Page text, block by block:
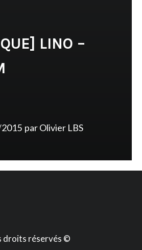
LINO –
parOlivier LBS
droits réservés ©